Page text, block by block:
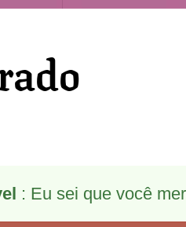
: Eu sei que você